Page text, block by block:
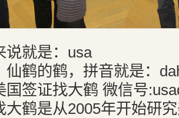
说就是：usa
仙鹤的鹤，拼音就是：
国签证找大鹤 微信号
大鹤是从2005年开始研